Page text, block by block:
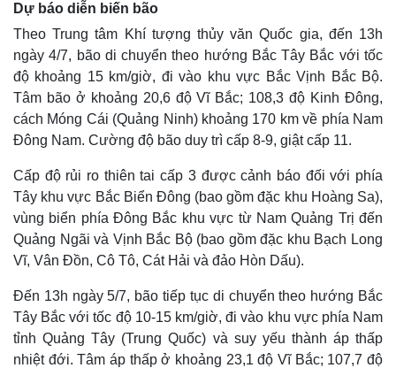
Dự báo diễn biến bão
Theo Trung tâm Khí tượng thủy văn Quốc gia, đến 13h
ngày 4/7, bão di chuyển theo hướng Bắc Tây Bắc với tốc
độ khoảng 15 km/giờ, đi vào khu vực Bắc Vịnh Bắc Bộ.
Tâm bão ở khoảng 20,6 độ Vĩ Bắc; 108,3 độ Kinh Đông,
cách Móng Cái (Quảng Ninh) khoảng 170 km về phía Nam
Đông Nam. Cường độ bão duy trì cấp 8-9, giật cấp 11.
Cấp độ rủi ro thiên tai cấp 3 được cảnh báo đối với phía
Tây khu vực Bắc Biển Đông (bao gồm đặc khu Hoàng Sa),
vùng biển phía Đông Bắc khu vực từ Nam Quảng Trị đến
Quảng Ngãi và Vịnh Bắc Bộ (bao gồm đặc khu Bạch Long
Vĩ, Vân Đồn, Cô Tô, Cát Hải và đảo Hòn Dấu).
Đến 13h ngày 5/7, bão tiếp tục di chuyển theo hướng Bắc
Tây Bắc với tốc độ 10-15 km/giờ, đi vào khu vực phía Nam
tỉnh Quảng Tây (Trung Quốc) và suy yếu thành áp thấp
nhiệt đới. Tâm áp thấp ở khoảng 23,1 độ Vĩ Bắc; 107,7 độ